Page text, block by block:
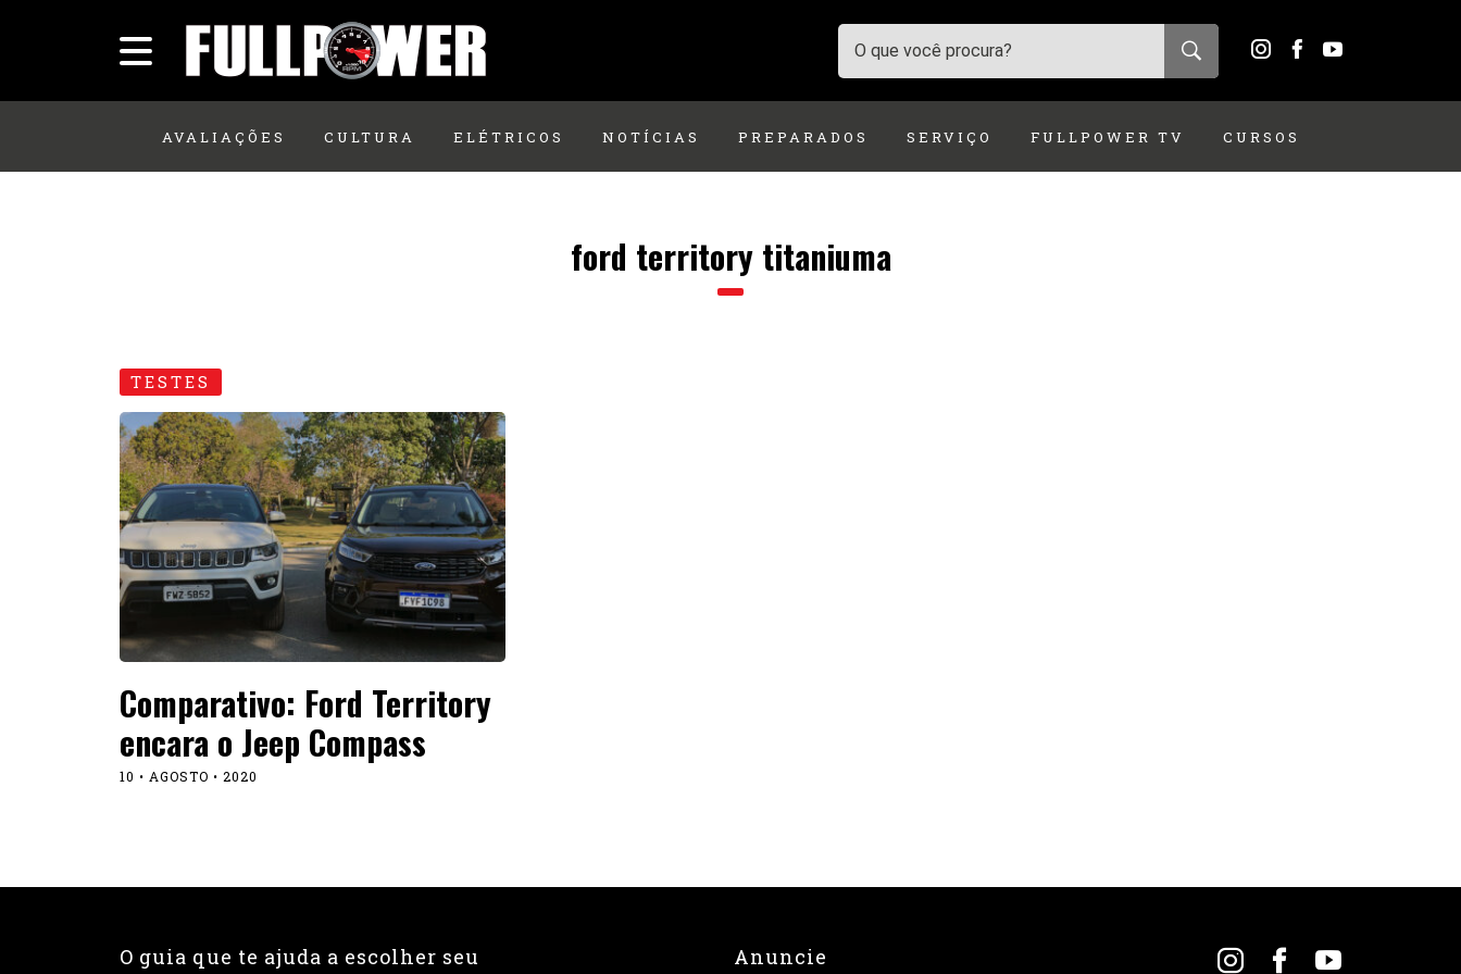
AVALIAÇÕES CULTURA ELÉTRICOS NOTÍCIAS PREPARADOS SERVIÇO FULLPOWER TV CURSOS
ford territory titaniuma
TESTES
Comparativo: Ford Territory
encara o Jeep Compass
10 • AGOSTO • 2020
O guia que te ajuda a escolher seu Anuncie